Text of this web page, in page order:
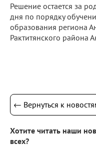
Решение остается за
дня по порядку
образования региона
Рактитянского района
← Вернуться к
Хотите читать наши
всех?